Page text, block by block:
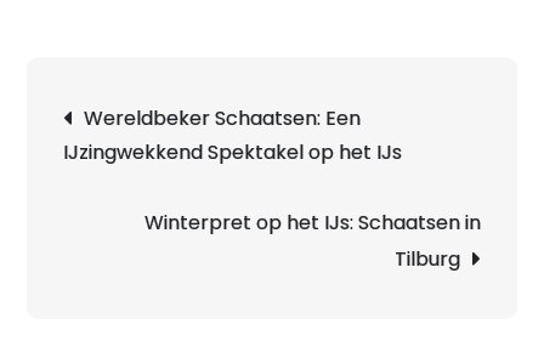
Wereldbeker Schaatsen: Een
IJzingwekkend Spektakel op het IJs
Winterpret op het IJs: Schaatsen in
Tilburg